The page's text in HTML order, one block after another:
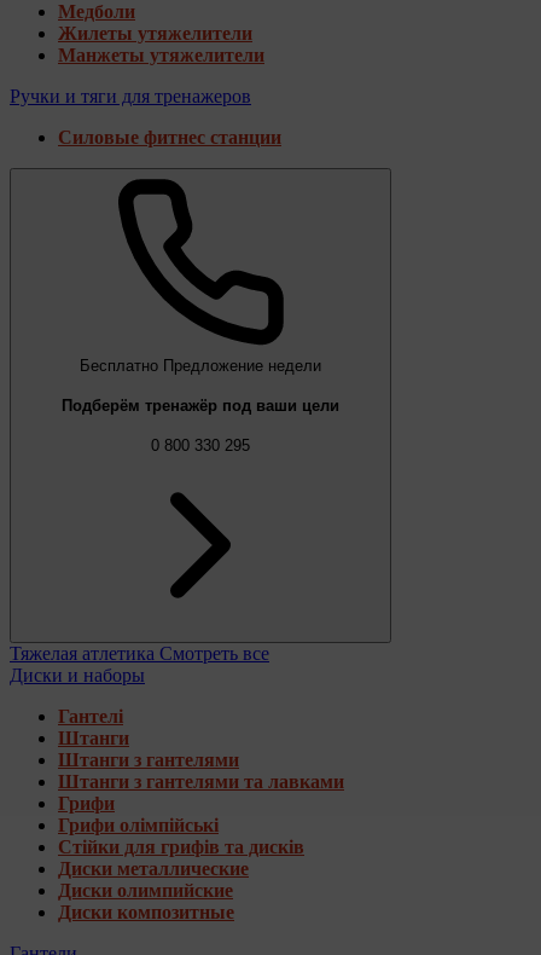
Медболи
Жилеты утяжелители
Манжеты утяжелители
Ручки и тяги для тренажеров
Силовые фитнес станции
Бесплатно Предложение недели
Подберём тренажёр под ваши цели
0 800 330 295
Тяжелая атлетика Смотреть все
Диски и наборы
Гантелі
Штанги
Штанги з гантелями
Штанги з гантелями та лавками
Грифи
Грифи олімпійські
Стійки для грифів та дисків
Диски металлические
Диски олимпийские
Диски композитные